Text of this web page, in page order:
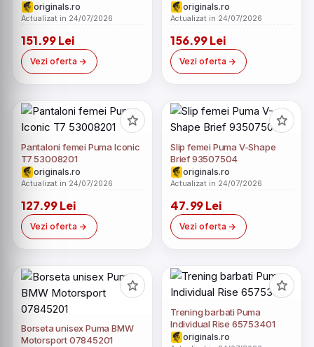
originals.ro
Actualizat in 24/07/2026
151.99 Lei
Vezi oferta
originals.ro
Actualizat in 24/07/2026
156.99 Lei
Vezi oferta
Pantaloni femei Puma Iconic
T7 53008201
originals.ro
Actualizat in 24/07/2026
127.99 Lei
Vezi oferta
Slip femei Puma V-Shape
Brief 93507504
originals.ro
Actualizat in 24/07/2026
47.99 Lei
Vezi oferta
Borseta unisex Puma BMW
Motorsport 07845201
Trening barbati Puma
Individual Rise 65753401
originals.ro